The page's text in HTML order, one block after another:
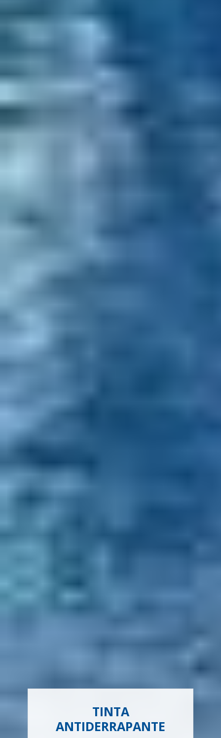
TINTA
ANTIDERRAPANTE